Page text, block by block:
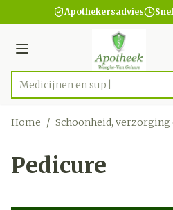
Ga naar de inhoudApothekersadvies
Menu
Product, merk, categorie...
Home / Schoonheid, verzorging
Pedicure